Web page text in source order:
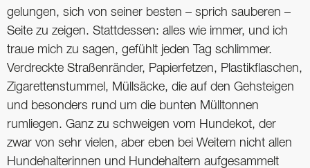
gelungen, sich von seiner besten – sprich sauberen –
Seite zu zeigen. Stattdessen: alles wie immer, und ich
traue mich zu sagen, gefühlt jeden Tag schlimmer.
Verdreckte Straßenränder, Papierfetzen, Plastikflaschen,
Zigarettenstummel, Müllsäcke, die auf den Gehsteigen
und besonders rund um die bunten Mülltonnen
rumliegen. Ganz zu schweigen vom Hundekot, der
zwar von sehr vielen, aber eben bei Weitem nicht allen
Hundehalterinnen und Hundehaltern aufgesammelt